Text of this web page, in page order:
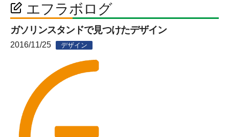
エフラボログ
ガソリンスタンドで見つけたデザイン
2016/11/25 デザイン